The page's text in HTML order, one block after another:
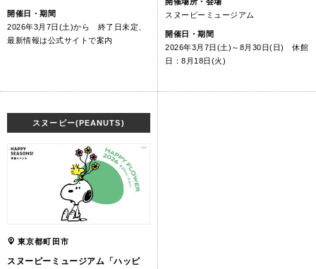
開催日・期間
2026年3月7日(土)から 終了日未定、
最新情報は公式サイトで案内
スヌーピーミュージアム
開催日・期間
2026年3月7日(土)～8月30日(日) 休館
日：8月18日(火)
スヌーピー(PEANUTS)
東京都町田市
スヌーピーミュージアム「ハッピ